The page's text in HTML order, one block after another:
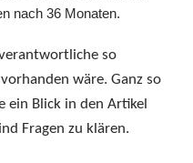
nach 36 Monaten.
so
wäre. Ganz so
ein Blick in den Artikel
Fragen zu klären.